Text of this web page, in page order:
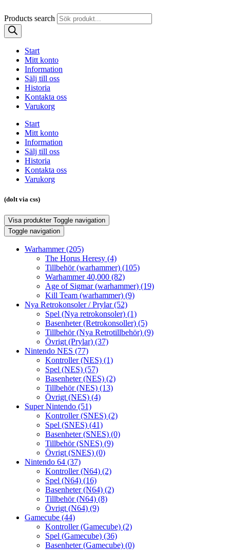
Products search
Start
Mitt konto
Information
Sälj till oss
Historia
Kontakta oss
Varukorg
Start
Mitt konto
Information
Sälj till oss
Historia
Kontakta oss
Varukorg
(dolt via css)
Visa produkter Toggle navigation
Toggle navigation
Warhammer(205)
The Horus Heresy (4)
Tillbehör (warhammer) (105)
Warhammer 40,000 (82)
Age of Sigmar (warhammer) (19)
Kill Team (warhammer) (9)
Nya Retrokonsoler / Prylar(52)
Spel (Nya retrokonsoler) (1)
Basenheter (Retrokonsoller) (5)
Tillbehör (Nya Retrotillbehör) (9)
Övrigt (Prylar) (37)
Nintendo NES (77)
Kontroller (NES) (1)
Spel (NES) (57)
Basenheter (NES) (2)
Tillbehör (NES) (13)
Övrigt (NES) (4)
Super Nintendo (51)
Kontroller (SNES) (2)
Spel (SNES) (41)
Basenheter (SNES) (0)
Tillbehör (SNES) (9)
Övrigt (SNES) (0)
Nintendo 64 (37)
Kontroller (N64) (2)
Spel (N64) (16)
Basenheter (N64) (2)
Tillbehör (N64) (8)
Övrigt (N64) (9)
Gamecube (44)
Kontroller (Gamecube) (2)
Spel (Gamecube) (36)
Basenheter (Gamecube) (0)